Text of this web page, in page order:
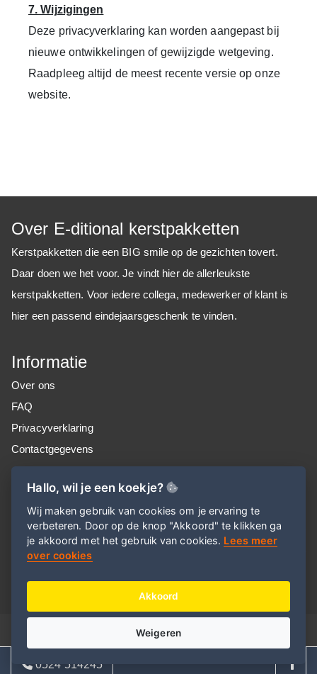
7. Wijzigingen
Deze privacyverklaring kan worden aangepast bij
nieuwe ontwikkelingen of gewijzigde wetgeving.
Raadpleeg altijd de meest recente versie op onze
website.
Over E-ditional kerstpakketten
Kerstpakketten die een BIG smile op de gezichten tovert.
Daar doen we het voor. Je vindt hier de allerleukste
kerstpakketten. Voor iedere collega, medewerker of klant is
hier een passend eindejaarsgeschenk te vinden.
Informatie
Over ons
FAQ
Privacyverklaring
Contactgegevens
Nieuwsbrief
Meld je aan voor onze nieuwsbrief!
Aanmelden
0524 514245
Hallo, wil je een koekje?
Wij maken gebruik van cookies om je ervaring te
verbeteren. Door op de knop "Akkoord" te klikken ga
je akkoord met het gebruik van cookies. Lees meer
over cookies
Akkoord
Weigeren